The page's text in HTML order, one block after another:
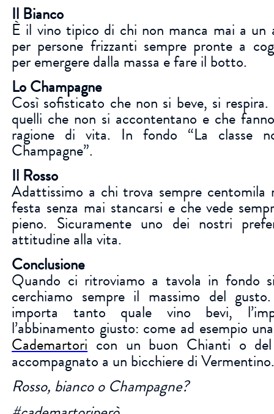
Il Bianco
È il vino tipico di chi non manca mai a un
per persone frizzanti sempre pronte a
per emergere dalla massa e fare il botto.
Lo Champagne
Così sofisticato che non si beve, si
quelli che non si accontentano e che fanno
ragione di vita. In fondo “La classe
Champagne”.
Il Rosso
Adattissimo a chi trova sempre centomila
festa senza mai stancarsi e che vede
pieno. Sicuramente uno dei nostri
attitudine alla vita.
Conclusione
Quando ci ritroviamo a tavola in fondo
cerchiamo sempre il massimo del
importa tanto quale vino bevi,
l’abbinamento giusto: come ad esempio
Cademartori con un buon Chianti o
accompagnato a un bicchiere di
Rosso, bianco o Champagne?